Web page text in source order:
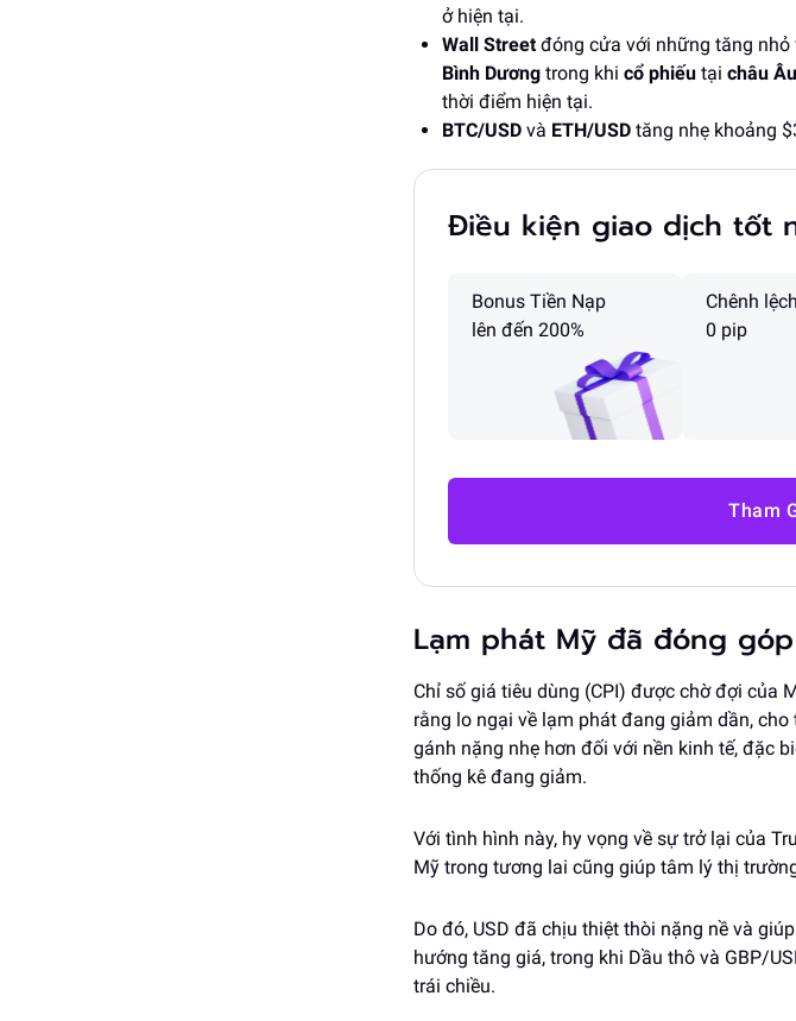
ở hiện tại.
Wall Streetđóng cửa với những tăng nhỏ
Bình Dương trong khi cổ phiếu tại châu Âu
thời điểm hiện tại.
BTC/USD và ETH/USD tăng nhẹ khoảng
Điều kiện giao dịch tốt
Bonus Tiền Nạp
lên đến 200%
Chênh
0 pip
Tham
Lạm phát Mỹ đã đóng
Chỉ số giá tiêu dùng (CPI) được chờ đợi của
rằng lo ngại về lạm phát đang giảm dần,
gánh nặng nhẹ hơn đối với nền kinh tế, đặc
thống kê đang giảm.
Với tình hình này, hy vọng về sự trở lại của
Mỹ trong tương lai cũng giúp tâm lý thị
Do đó, USD đã chịu thiệt thòi nặng nề và
hướng tăng giá, trong khi Dầu thô và GBP/
trái chiều.